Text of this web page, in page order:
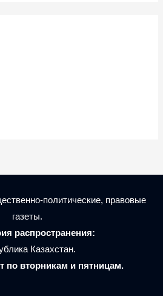
политические, правовые
газеты.
распространения:
Казахстан.
по вторникам и пятницам.